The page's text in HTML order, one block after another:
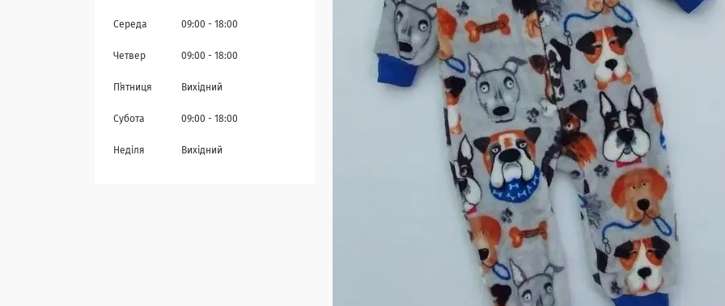
Середа 09:00 18:00
Четвер 09:00 18:00
Пʼятниця Вихідний
Субота 09:00 18:00
Неділя Вихідний